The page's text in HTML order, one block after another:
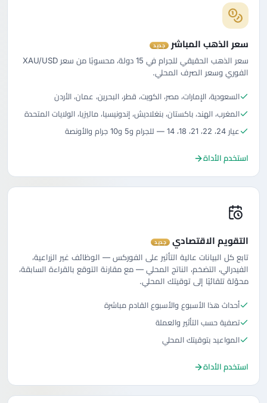
سعر الذهب المباشر جديد
سعر الذهب الحقيقي للجرام في 15 دولة، محسوبًا من سعر XAU/USD
الفوري وسعر الصرف المحلي.
السعودية، الإمارات، مصر، الكويت، قطر، البحرين، عمان، الأردن
المغرب، الهند، باكستان، بنغلاديش، إندونيسيا، ماليزيا، الولايات المتحدة
عيار 24، 22، 21، 18، 14 — للجرام و5 و10 جرام والأونصة
استخدم الأداة
التقويم الاقتصادي جديد
تابع كل البيانات عالية التأثير على الفوركس — الوظائف غير الزراعية،
الفيدرالي، التضخم، الناتج المحلي — مع مقارنة التوقع بالقراءة السابقة،
محوّلة تلقائيًا إلى توقيتك المحلي.
أحداث هذا الأسبوع والأسبوع القادم مباشرة
تصفية حسب التأثير والعملة
المواعيد بتوقيتك المحلي
استخدم الأداة